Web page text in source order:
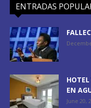
ENTRADAS
EN
June 20,